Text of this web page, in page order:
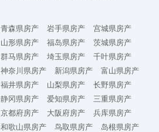
青森県房产 岩手県房产
宫城県房产
山形県房产 福岛県房产
茨城県房产
群马県房产 埼玉県房产
千叶県房产
神奈川県房产 新潟県房产
富山県房产
福井県房产 山梨県房产
长野県房产
静冈県房产 爱知県房产
三重県房产
京都府房产 大阪府房产
兵库県房产
和歌山県房产 鸟取県房产 岛根県房产